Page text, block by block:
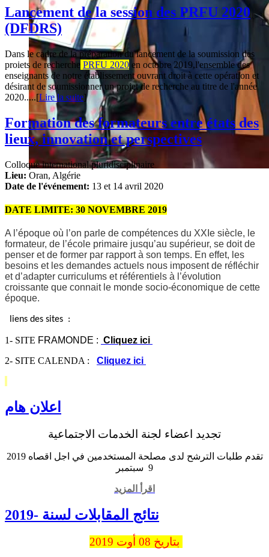
Lancement de la session des PRFU 2020
(DFDRS)
Dans le cadre de la préparation du lancement de la soumission des
proiets de recherche PRFU 2020 en octobre 2019,l'ensemble des
enseignants de notre établissement ouvrant droit à cette opération et
désirant de soumissionner un projet de recherche au titre de l'année
2020.....[Lire la suite]
Formation des formateurs entre états des
lieux, innovation et perspectives
Colloque international pluridisciplinaire
Lieu: Oran, Algérie
Date de l'événement: 13 et 14 avril 2020
DATE LIMITE: 30 NOVEMBRE 2019
A l’époque où l’on parle de compétences du XXIe siècle, le
formateur, de l’école primaire jusqu’au supérieur, se doit de
penser et de former par rapport à son temps. En effet, les
besoins et les demandes actuels nous imposent de réfléchir
et d’adapter curriculums et référentiels à l’évolution
croissante que connait le monde socio-économique de cette
époque.
liens des sites :
1- SITE FRAMONDE : Cliquez ici
2- SITE CALENDA : Cliquez ici
اعلان هام
تجديد اعضاء لجنة الخدمات الاجتماعية
2019 تقدم طلبات الترشح لدى مصلحة المستخدمين في اجل اقصاه
9 سبتمبر
اقرأ المزيد
نتائج المقابلات لسنة -2019
2019 بتاریخ 08